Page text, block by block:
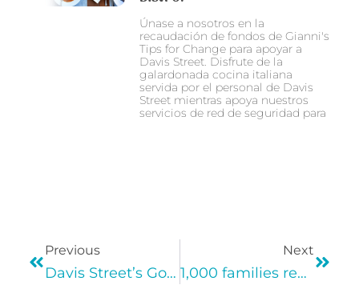
Únase a nosotros en la
recaudación de fondos de Gianni's
Tips for Change para apoyar a
Davis Street. Disfrute de la
galardonada cocina italiana
servida por el personal de Davis
Street mientras apoya nuestros
servicios de red de seguridad para
Previous
Davis Street’s Golden Gala raises essential funding for families in need!
Next
1,000 families received a Holiday Basket! Your gift will provide food, care, and hope this winter.